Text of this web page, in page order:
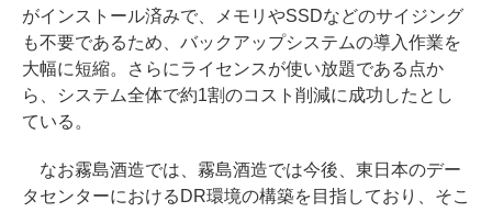
がインストール済みで、メモリやSSDなどのサイジング
も不要であるため、バックアップシステムの導入作業を
大幅に短縮。さらにライセンスが使い放題である点か
ら、システム全体で約1割のコスト削減に成功したとし
ている。
なお霧島酒造では、霧島酒造では今後、東日本のデー
タセンターにおけるDR環境の構築を目指しており、そこ